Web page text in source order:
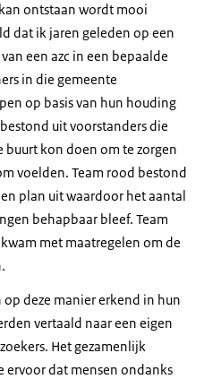
ontstaan wordt mooi
dat ik jaren geleden op een
een azc in een bepaalde
in die gemeente
op basis van hun houding
uit voorstanders die
buurt kon doen om te zorgen
voelden. Team rood bestond
plan uit waardoor het aantal
behapbaar bleef. Team
met maatregelen om de
deze manier erkend in hun
vertaald naar een eigen
Het gezamenlijk
ervoor dat mensen ondanks